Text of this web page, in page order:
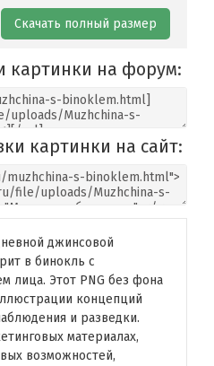
Скачать полный размер
картинки на форум:
картинки на сайт:
джинсовой
в бинокль с
лица. Этот PNG без фона
концепций
и разведки.
материалах,
возможностей,